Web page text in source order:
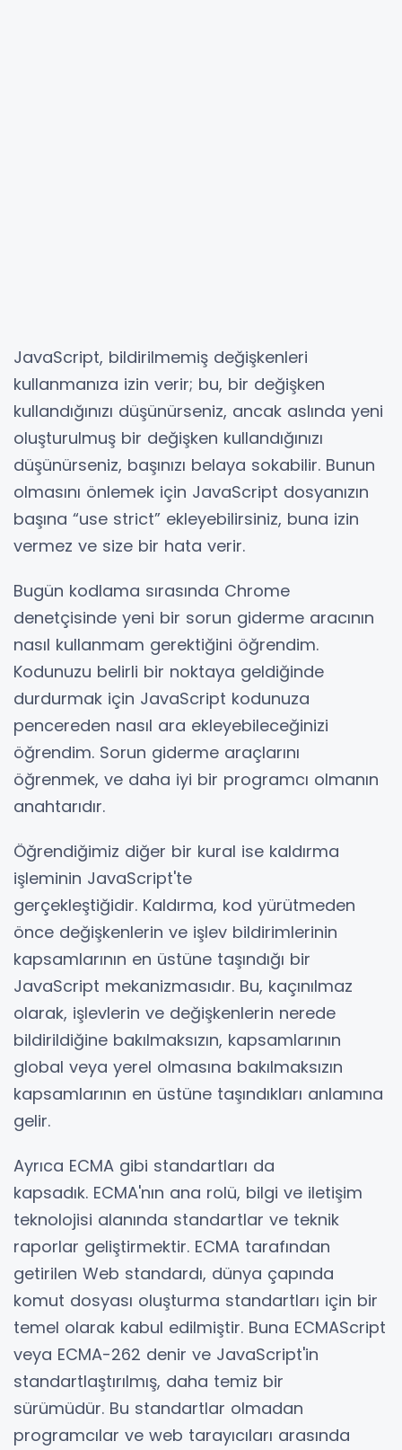
JavaScript, bildirilmemiş değişkenleri
kullanmanıza izin verir; bu, bir değişken
kullandığınızı düşünürseniz, ancak aslında yeni
oluşturulmuş bir değişken kullandığınızı
düşünürseniz, başınızı belaya sokabilir. Bunun
olmasını önlemek için JavaScript dosyanızın
başına “use strict” ekleyebilirsiniz, buna izin
vermez ve size bir hata verir.
Bugün kodlama sırasında Chrome
denetçisinde yeni bir sorun giderme aracının
nasıl kullanmam gerektiğini öğrendim.
Kodunuzu belirli bir noktaya geldiğinde
durdurmak için JavaScript kodunuza
pencereden nasıl ara ekleyebileceğinizi
öğrendim. Sorun giderme araçlarını
öğrenmek, ve daha iyi bir programcı olmanın
anahtarıdır.
Öğrendiğimiz diğer bir kural ise kaldırma
işleminin JavaScript'te
gerçekleştiğidir. Kaldırma, kod yürütmeden
önce değişkenlerin ve işlev bildirimlerinin
kapsamlarının en üstüne taşındığı bir
JavaScript mekanizmasıdır. Bu, kaçınılmaz
olarak, işlevlerin ve değişkenlerin nerede
bildirildiğine bakılmaksızın, kapsamlarının
global veya yerel olmasına bakılmaksızın
kapsamlarının en üstüne taşındıkları anlamına
gelir.
Ayrıca ECMA gibi standartları da
kapsadık. ECMA'nın ana rolü, bilgi ve iletişim
teknolojisi alanında standartlar ve teknik
raporlar geliştirmektir. ECMA tarafından
getirilen Web standardı, dünya çapında
komut dosyası oluşturma standartları için bir
temel olarak kabul edilmiştir. Buna ECMAScript
veya ECMA-262 denir ve JavaScript'in
standartlaştırılmış, daha temiz bir
sürümüdür. Bu standartlar olmadan
programcılar ve web tarayıcıları arasında